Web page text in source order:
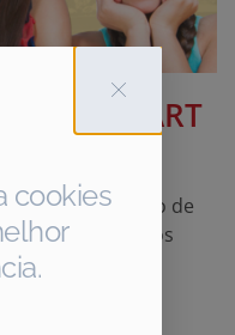
NO SMART
acompanhado de
coelha, busca os
em famí­lia.
cookies